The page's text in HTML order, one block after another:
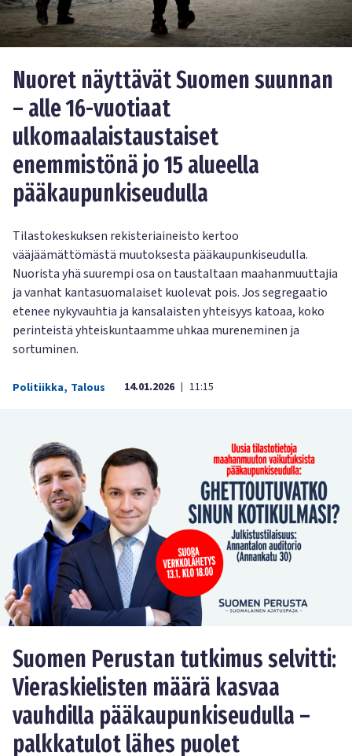
Nuoret näyttävät Suomen suunnan
– alle 16-vuotiaat
ulkomaalaistaustaiset
enemmistönä jo 15 alueella
pääkaupunkiseudulla
Tilastokeskuksen rekisteriaineisto kertoo
vääjäämättömästä muutoksesta pääkaupunkiseudulla.
Nuorista yhä suurempi osa on taustaltaan maahanmuuttajia
ja vanhat kantasuomalaiset kuolevat pois. Jos segregaatio
etenee nykyvauhtia ja kansalaisten yhteisyys katoaa, koko
perinteistä yhteiskuntaamme uhkaa mureneminen ja
sortuminen.
Politiikka, Talous 14.01.2026 | 11:15
Suomen Perustan tutkimus selvitti:
Vieraskielisten määrä kasvaa
vauhdilla pääkaupunkiseudulla –
palkkatulot lähes puolet